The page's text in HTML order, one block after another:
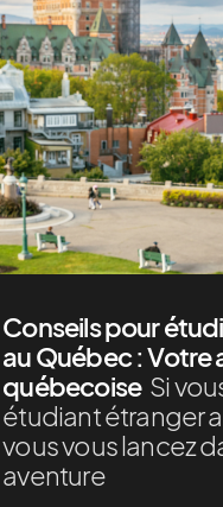
Conseils pour
au Québec : Votre
québecoise Si
étudiant étranger
vous vous lancez
aventure